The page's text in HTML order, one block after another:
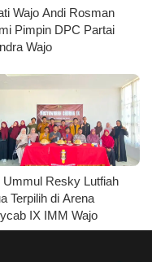
Wajo Andi Rosman
Pimpin DPC Partai
Wajo
Ummul Resky Lutfiah
Terpilih di Arena
IX IMM Wajo